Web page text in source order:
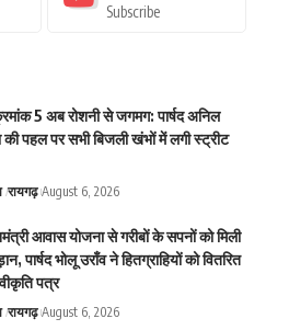
Subscribe
5 अब रोशनी से जगमग: पार्षद अनिल
पहल पर सभी बिजली खंभों में लगी स्ट्रीट
रायगढ़ August 6, 2026
आवास योजना से गरीबों के सपनों को मिली
पार्षद भोलू उराँव ने हितग्राहियों को वितरित
पत्र
रायगढ़ August 6, 2026